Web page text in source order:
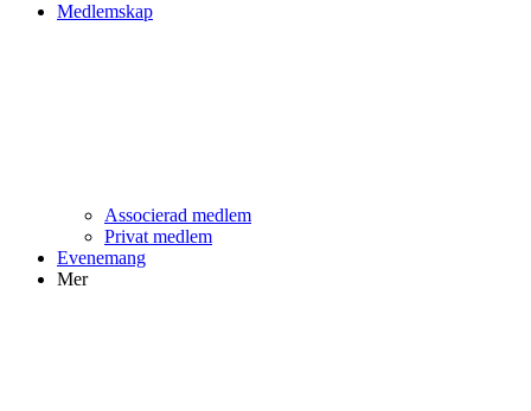
Medlemskap
Associerad medlem
Privat medlem
Evenemang
Mer